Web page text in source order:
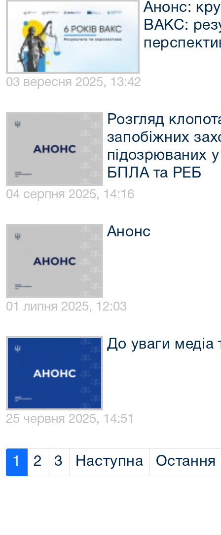
Анонс:
ВАКС:
03 вересня 2025, 13:42
Розгляд
запобіжних
підозрюваних
БПЛА та РЕБ
04 серпня 2025, 14:16
Анонс
01 липня 2025, 12:03
До уваги медіа
25 червня 2025, 14:51
1 2 3 Наступна Остання